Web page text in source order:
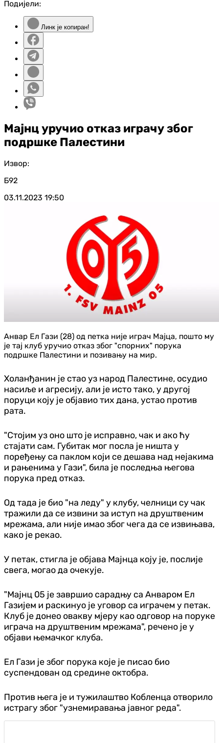
Подијели:
Линк је копиран!
Мајнц уручио отказ играчу због
подршке Палестини
Извор:
Б92
03.11.2023 19:50
Анвар Ел Гази (28) од петка није играч Мајца, пошто му
је тај клуб уручио отказ због "спорних" порука
подршке Палестини и позивању на мир.
Холанђанин је стао уз народ Палестине, осудио
насиље и агресију, али је исто тако, у другој
поруци коју је објавио тих дана, устао против
рата.
"Стојим уз оно што је исправно, чак и ако ћу
стајати сам. Губитак мог посла је ништа у
поређењу са паклом који се дешава над нејакима
и рањенима у Гази", била је последња његова
порука пред отказ.
Од тада је био "на леду" у клубу, челници су чак
тражили да се извини за иступ на друштвеним
мрежама, али није имао због чега да се извињава,
како је рекао.
У петак, стигла је објава Мајнца коју је, послије
свега, могао да очекује.
"Мајнц 05 је завршио сарадњу са Анваром Ел
Газијем и раскинуо је уговор са играчем у петак.
Клуб је донео овакву мјеру као одговор на поруке
играча на друштвеним мрежама", речено је у
објави њемачког клуба.
Ел Гази је због порука које је писао био
суспендован од средине октобра.
Против њега је и тужилаштво Кобленца отворило
истрагу због "узнемиравања јавног реда".